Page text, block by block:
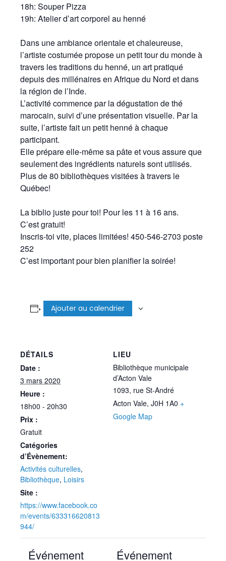
18h: Souper Pizza
19h: Atelier d’art corporel au henné
Dans une ambiance orientale et chaleureuse,
l’artiste costumée propose un petit tour du monde à
travers les traditions du henné, un art pratiqué
depuis des millénaires en Afrique du Nord et dans
la région de l’Inde.
L’activité commence par la dégustation de thé
marocain, suivi d’une présentation visuelle. Par la
suite, l’artiste fait un petit henné à chaque
participant.
Elle prépare elle-même sa pâte et vous assure que
seulement des ingrédients naturels sont utilisés.
Plus de 80 bibliothèques visitées à travers le
Québec!
La biblio juste pour toi! Pour les 11 à 16 ans.
C’est gratuit!
Inscris-toi vite, places limitées! 450-546-2703 poste
252
C’est important pour bien planifier la soirée!
Ajouter au calendrier
DÉTAILS
Date :
3 mars 2020
Heure :
18h00 - 20h30
Prix :
Gratuit
Catégories
d’Évènement:
Activités culturelles,
Bibliothèque, Loisirs
Site :
https://www.facebook.co
m/events/633316620813
944/
LIEU
Bibliothèque municipale
d’Acton Vale
1093, rue St-André
Acton Vale, J0H 1A0 +
Google Map
Événement
Événement